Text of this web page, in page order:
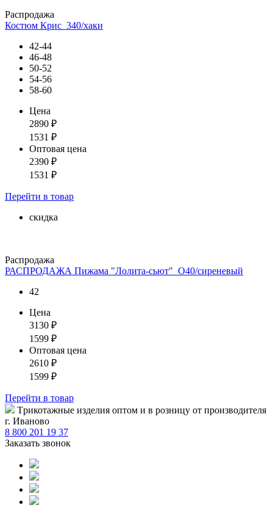
Распродажа
Костюм Крис_340/хаки
42-44
46-48
50-52
54-56
58-60
Цена
2890 ₽
1531 ₽
Оптовая цена
2390 ₽
1531 ₽
Перейти в товар
скидка
Распродажа
РАСПРОДАЖА Пижама "Лолита-сьют"_О40/сиреневый
42
Цена
3130 ₽
1599 ₽
Оптовая цена
2610 ₽
1599 ₽
Перейти в товар
Tрикотажные изделия оптом и в розницу от производителя
г. Иваново
8 800 201 19 37
Заказать звонок